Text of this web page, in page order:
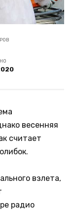
весенняя
считает
взлета,
радио